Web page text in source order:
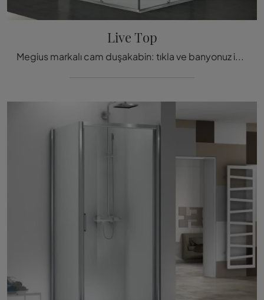
Live Top
Megius markalı cam duşakabin: tıkla ve banyonuz için modern Live Top banyo mobilyalarını keşfet.